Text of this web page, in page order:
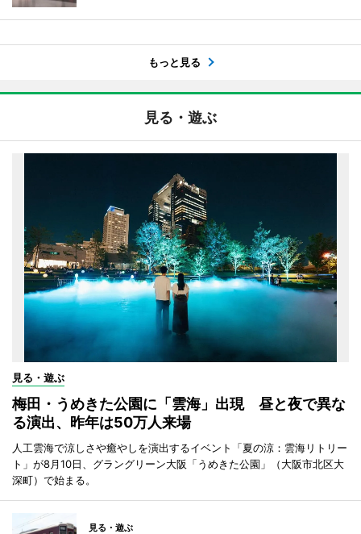
もっと見る
見る・遊ぶ
見る・遊ぶ
梅田・うめきた公園に「雲海」出現 昼と夜で異な
る演出、昨年は50万人来場
人工雲海で涼しさや癒やしを演出するイベント「夏の涼：雲海リトリー
ト」が8月10日、グラングリーン大阪「うめきた公園」（大阪市北区大
深町）で始まる。
見る・遊ぶ